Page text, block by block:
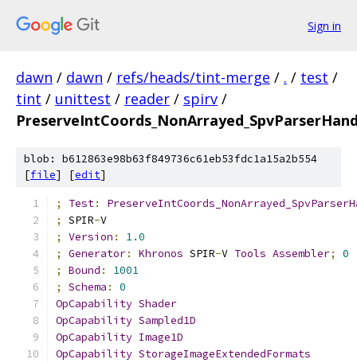
Sign in
dawn / dawn / refs/heads/tint-merge / . / test /
tint / unittest / reader / spirv /
blob: b612863e98b63f849736c61eb53fdc1a15a2b554
[file] [edit]
; Test:
;
SPIR-V
;
Version :
1.0
;
Generator: Khronos SPIR-V Tools Assembler;
0
;
Bound :
1001
;
Schema :
0
OpCapability Shader
OpCapability Sampled1D
OpCapability Image1D
OpCapability StorageImageExtendedFormats